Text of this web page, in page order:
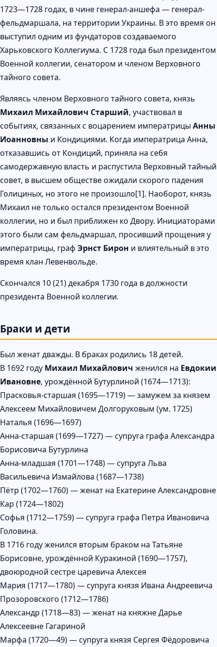
1723—1728 годах, в чине генерал-аншефа — генерал-
фельдмаршала, на территории Украины. В это время он
выступил одним из фундаторов создаваемого
Харьковского Коллегиума. С 1728 года был президентом
Военной коллегии, сенатором и членом Верховного
тайного совета.
Являясь членом Верховного тайного совета, князь
Михаил Михайлович Старший, участвовал в
событиях, связанных с воцарением императрицы Анны
Иоанновны и Кондициями. Когда императрица Анна,
отказавшись от Кондиций, приняла на себя
самодержавную власть и распустила Верховный тайный
совет, в высшем обществе ожидали скорого падения
Голициных, но этого не произошло[1]. Наоборот, князь
Михаил не только остался президентом Военной
коллегии, но и был приближен ко Двору. Инициаторами
этого были сам фельдмаршал, просивший прощения у
императрицы, граф Эрнст Бирон и влиятельный в это
время клан Левенвольде.
Скончался 10 (21) декабря 1730 года в должности
президента Военной коллегии.
Браки и дети
Был женат дважды. В браках родились 18 детей.
В 1692 году Михаил Михайлович женился на Евдокии
Ивановне, урождённой Бутурлиной (1674—1713):
Прасковья-старшая (1695—1719) — замужем за князем
Алексеем Михайловичем Долгоруковым (ум. 1725)
Наталья (1696—1697)
Анна-старшая (1699—1727) — супруга графа Александра
Борисовича Бутурлина
Анна-младшая (1701—1748) — супруга Льва
Васильевича Измайлова (1687—1738)
Пётр (1702—1760) — женат на Екатерине Александровне
Кар (1724—1802)
Софья (1712—1759) — супруга графа Петра Ивановича
Головина.
В 1716 году женился вторым браком на Татьяне
Борисовне, урождённой Куракиной (1690—1757),
двоюродной сестре царевича Алексея
Мария (1717—1780) — супруга князя Ивана Андреевича
Прозоровского (1712—1786)
Александр (1718—83) — женат на княжне Дарье
Алексеевне Гагариной
Марфа (1720—49) — супруга князя Сергея Фёдоровича